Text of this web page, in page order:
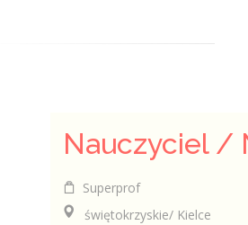
Nauczyciel /
Superprof
świętokrzyskie/ Kielce